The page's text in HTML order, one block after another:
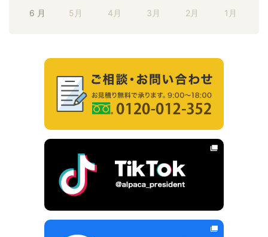
6 月 5月 4月 3月 2月 1月